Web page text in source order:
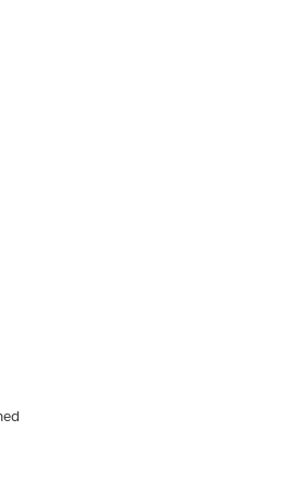
MED Å LØSE PROBLEMET DITT?